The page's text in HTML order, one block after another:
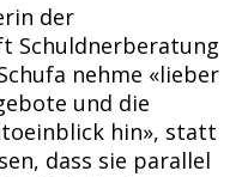
der
Schuldnerberatung
nehme «lieber
und die
hin», statt
dass sie parallel